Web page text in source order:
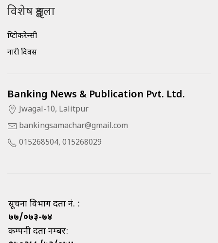
विशेष शृङ्खला
क्रिप्टोकरेन्सी
नारी दिवस
Banking News & Publication Pvt. Ltd.
Jwagal-10, Lalitpur
bankingsamachar@gmail.com
015268504, 015268029
सूचना विभाग दर्ता नं. :
७७/०७३-७४
कम्पनी दर्ता नम्बर: